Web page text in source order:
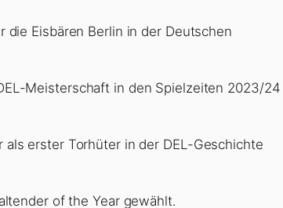
Eisbären Berlin in der Deutschen
Meisterschaft in den Spielzeiten 2023/24
erster Torhüter in der DEL-Geschichte
of the Year gewählt.